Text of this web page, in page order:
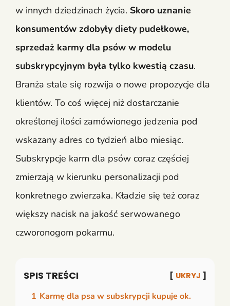
w innych dziedzinach życia. Skoro uznanie
konsumentów zdobyły diety pudełkowe,
sprzedaż karmy dla psów w modelu
subskrypcyjnym była tylko kwestią czasu.
Branża stale się rozwija o nowe propozycje dla
klientów. To coś więcej niż dostarczanie
określonej ilości zamówionego jedzenia pod
wskazany adres co tydzień albo miesiąc.
Subskrypcje karm dla psów coraz częściej
zmierzają w kierunku personalizacji pod
konkretnego zwierzaka. Kładzie się też coraz
większy nacisk na jakość serwowanego
czworonogom pokarmu.
SPIS TREŚCI UKRYJ
1 Karmę dla psa w subskrypcji kupuje ok.